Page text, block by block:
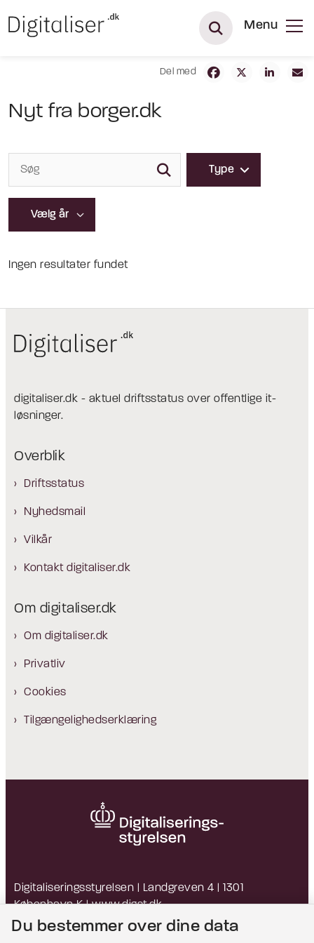
Menu
Del med
Nyt fra borger.dk
Type
Ingen resultater fundet
digitaliser.dk - aktuel driftsstatus over offentlige it-
løsninger.
Overblik
Driftsstatus
Nyhedsmail
Vilkår
Kontakt digitaliser.dk
Om digitaliser.dk
Om digitaliser.dk
Privatliv
Cookies
Tilgængelighedserklæring
Digitaliseringsstyrelsen | Landgreven 4 | 1301
København K |www.digst.dk
EAN: 5798009814203 | CVR: 34051178
Du bestemmer over dine data